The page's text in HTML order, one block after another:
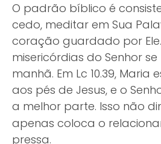
O padrão bíblico é
cedo, meditar em Sua
coração guardado por Ele.
misericórdias do Senhor
manhã. Em Lc 10.39, Maria
aos pés de Jesus, e o
a melhor parte. Isso não
apenas coloca o
pressa.